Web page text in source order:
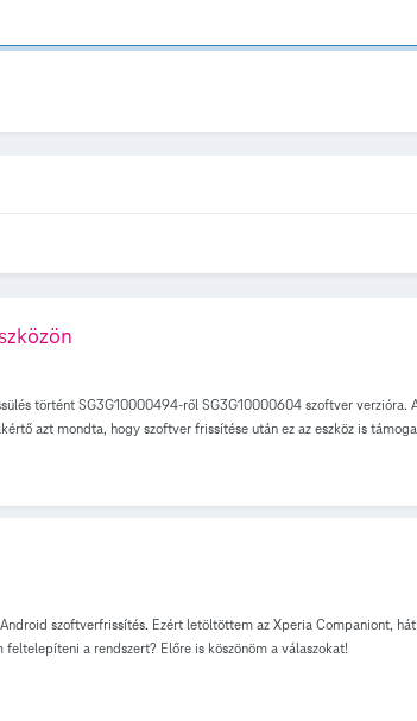
történt SG3G10000494-ről SG3G10000604 szoftver
azt mondta, hogy szoftver frissítése után ez az eszköz is
szoftverfrissítés. Ezért letöltöttem az Xperia Companiont,
a rendszert? Előre is köszönöm a válaszokat!